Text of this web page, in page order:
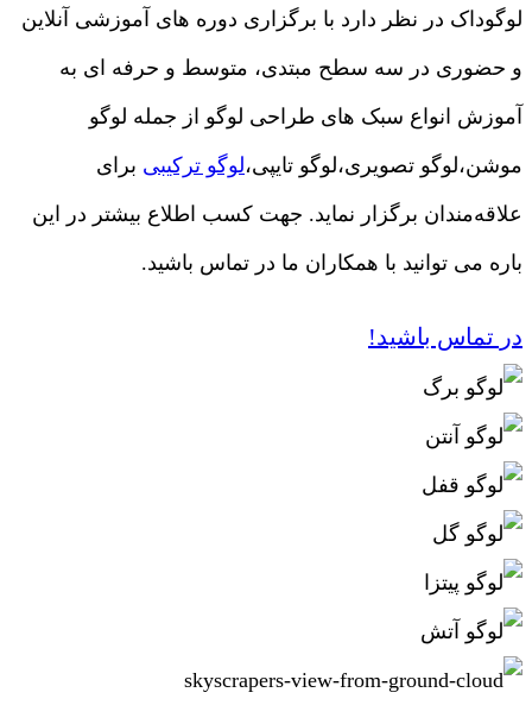
لوگوداک در نظر دارد با برگزاری دوره های آموزشی آنلاین
و حضوری در سه سطح مبتدی، متوسط و حرفه ای به
آموزش انواع سبک های طراحی لوگو از جمله لوگو
موشن،لوگو تصویری،لوگو تایپی،لوگو ترکیبی برای
علاقه‌مندان برگزار نماید. جهت کسب اطلاع بیشتر در این
باره می توانید با همکاران ما در تماس باشید.
در تماس باشید!